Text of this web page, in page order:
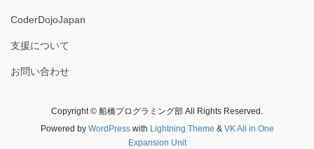
CoderDojoJapan
支援について
お問い合わせ
Copyright © 船橋プログラミング部 All Rights Reserved.
Powered by WordPresswith Lightning Theme & VK All in One
Expansion Unit